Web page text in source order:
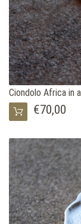
Ciondolo Africa in
€70,00